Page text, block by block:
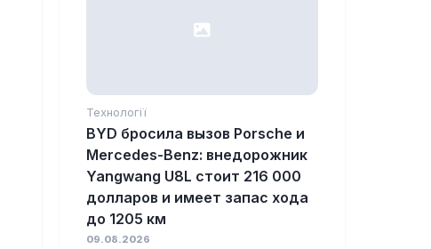
Технології
BYD бросила вызов Porsche и
Mercedes-Benz: внедорожник
Yangwang U8L стоит 216 000
долларов и имеет запас хода
до 1205 км
09.08.2026